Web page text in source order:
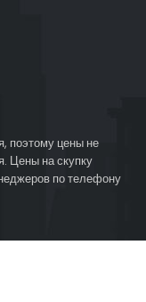
поэтому цены не
Цены на скупку
по телефону